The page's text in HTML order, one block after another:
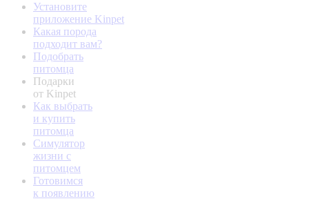
Установите
приложение Kinpet
Какая порода
подходит вам?
Подобрать
питомца
Подарки
от Kinpet
Как выбрать
и купить
питомца
Симулятор
жизни с
питомцем
Готовимся
к появлению